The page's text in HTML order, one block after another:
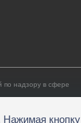
надзору в сфере
Нажимая кнопку